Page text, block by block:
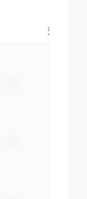
交易产品